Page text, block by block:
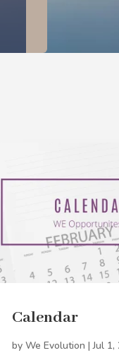
Calendar
by We Evolution |Jul 1,